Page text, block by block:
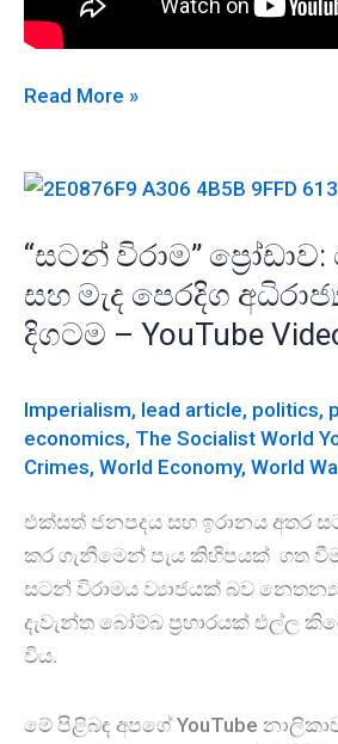
හෝමුස්
චීනය
කම්කරු
පන්තිය:
ඉරාන
යුද්ධයේ
අදියර
–
Podcast
Read More »
“සටන් විරාම”
සහ මැද පෙරදිග
දිගටම – YouTube
Imperialism, lead article, politics,
economics, The Socialist World
Crimes, World Economy, World
එක්සත් ජනපදය සහ ඉරානය අතර
කර ගැනීමෙන් පැය කිහිපයක් ගත
සටන් විරාමය ව්‍යාජයක් බව
දැවැන්ත බෝම්බ ප්‍රහාරයක් එල්ල
විය.
මේ පිළිබඳ අපගේ YouTube